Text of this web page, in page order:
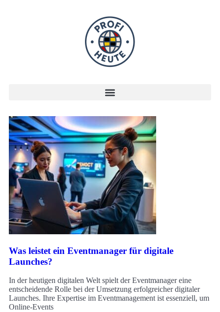
Was leistet ein Eventmanager für digitale
Launches?
In der heutigen digitalen Welt spielt der Eventmanager eine
entscheidende Rolle bei der Umsetzung erfolgreicher digitaler
Launches. Ihre Expertise im Eventmanagement ist essenziell, um
Online-Events